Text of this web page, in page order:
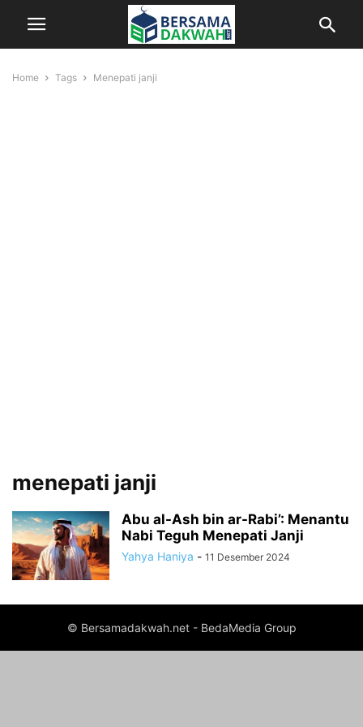
Home Tags Menepati janji
menepati janji
Abu al-Ash bin ar-Rabi’: Menantu
Nabi Teguh Menepati Janji
Yahya Haniya - 11 Desember 2024
© Bersamadakwah.net - BedaMedia Group